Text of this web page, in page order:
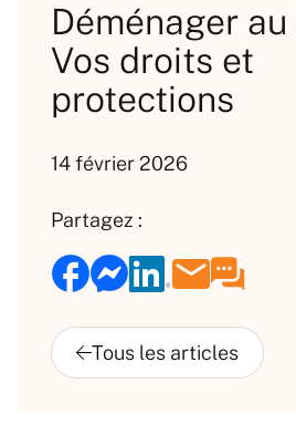
Déménager au
Vos droits et
protections
14 février 2026
Partagez :